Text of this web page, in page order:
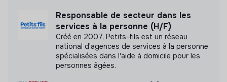
Responsable de secteur dans les
services à la personne (H/F)
Créé en 2007, Petits-fils est un réseau
national d'agences de services à la personne
spécialisées dans l'aide à domicile pour les
personnes âgées.